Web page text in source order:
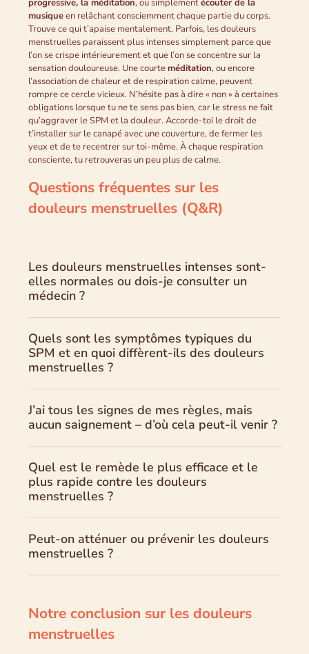
progressive, la méditation, ou simplementécouter de la
musiqueen relâchant consciemment chaque partie du corps.
Trouve ce qui t’apaise mentalement. Parfois, les douleurs
menstruelles paraissent plus intenses simplement parce que
l’on se crispe intérieurement et que l’on se concentre sur la
sensation douloureuse. Une courteméditation, ou encore
l’association de chaleur et de respiration calme, peuvent
rompre ce cercle vicieux. N’hésite pas à dire « non » à certaines
obligations lorsque tu ne te sens pas bien, car le stress ne fait
qu’aggraver le SPM et la douleur. Accorde-toi le droit de
t’installer sur le canapé avec une couverture, de fermer les
yeux et de te recentrer sur toi-même. À chaque respiration
consciente, tu retrouveras un peu plus de calme.
Questions fréquentes sur les
douleurs menstruelles (Q&R)
Les douleurs menstruelles intenses sont-
elles normales ou dois-je consulter un
médecin ?
Quels sont les symptômes typiques du
SPM et en quoi diffèrent-ils des douleurs
menstruelles ?
J’ai tous les signes de mes règles, mais
aucun saignement – d’où cela peut-il venir ?
Quel est le remède le plus efficace et le
plus rapide contre les douleurs
menstruelles ?
Peut-on atténuer ou prévenir les douleurs
menstruelles ?
Notre conclusion sur les douleurs
menstruelles